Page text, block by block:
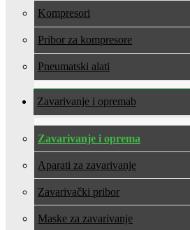
Kompresori
Pribor za kompresore
Pneumatski alati
Zavarivanje i oprema
Zavarivanje i oprema
Aparati za zavarivanje
Zavarivački pribor
Maske za zavarivanje